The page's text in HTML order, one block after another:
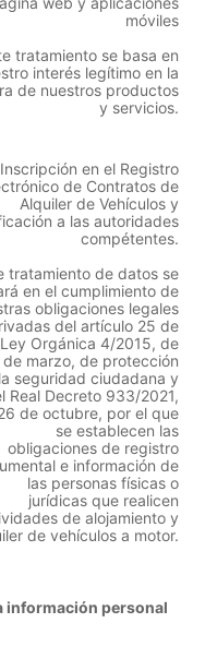
móviles
tratamiento se basa en
interés legítimo en la
de nuestros productos
y servicios.
Inscripción en el Registro
de Contratos de
Alquiler de Vehículos y
a las autoridades
compétentes.
tratamiento de datos se
en el cumplimiento de
obligaciones legales
del artículo 25 de
Orgánica 4/2015, de
marzo, de protección
seguridad ciudadana y
Real Decreto 933/2021,
de octubre, por el que
se establecen las
obligaciones de registro
e información de
las personas físicas o
jurídicas que realicen
de alojamiento y
de vehículos a motor.
información personal